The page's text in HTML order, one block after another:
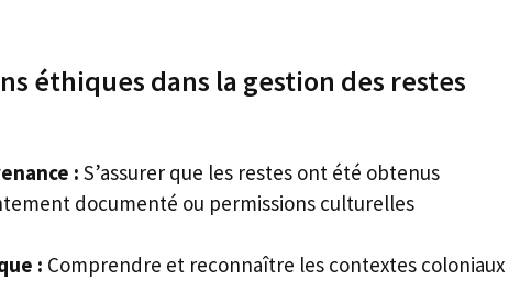
éthiques dans la gestion des restes
: S’assurer que les restes ont été obtenus
documenté ou permissions culturelles
: Comprendre et reconnaître les contextes coloniaux